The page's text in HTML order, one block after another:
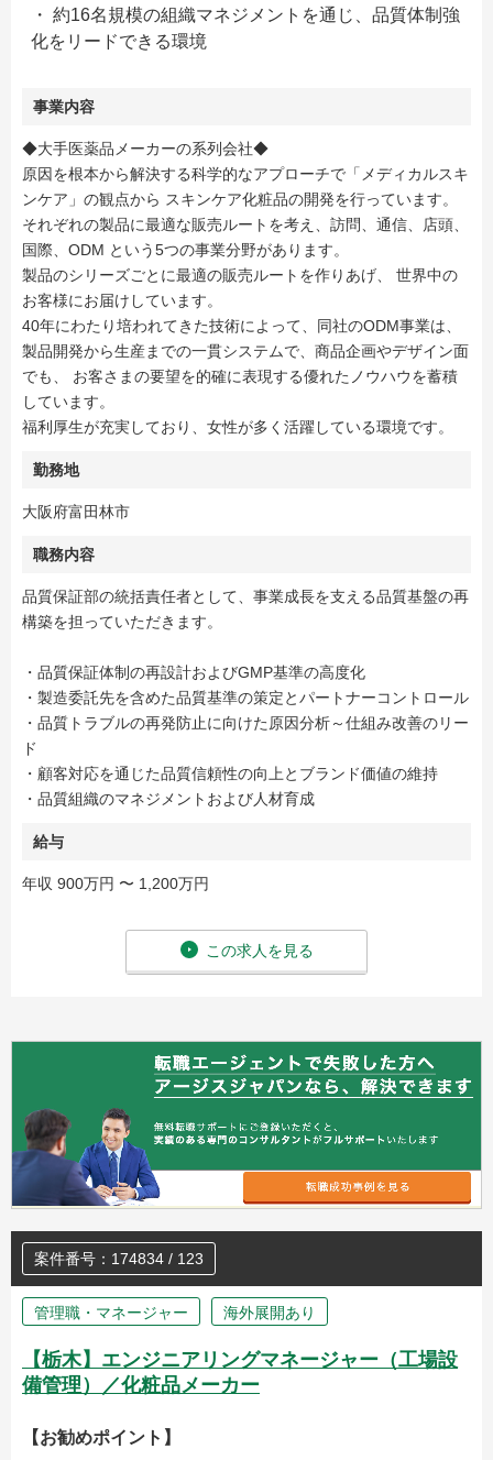
・ 約16名規模の組織マネジメントを通じ、品質体制強
化をリードできる環境
事業内容
◆大手医薬品メーカーの系列会社◆
原因を根本から解決する科学的なアプローチで「メディカルスキ
ンケア」の観点から スキンケア化粧品の開発を行っています。
それぞれの製品に最適な販売ルートを考え、訪問、通信、店頭、
国際、ODM という5つの事業分野があります。
製品のシリーズごとに最適の販売ルートを作りあげ、 世界中の
お客様にお届けしています。
40年にわたり培われてきた技術によって、同社のODM事業は、
製品開発から生産までの一貫システムで、商品企画やデザイン面
でも、 お客さまの要望を的確に表現する優れたノウハウを蓄積
しています。
福利厚生が充実しており、女性が多く活躍している環境です。
勤務地
大阪府富田林市
職務内容
品質保証部の統括責任者として、事業成長を支える品質基盤の再
構築を担っていただきます。
・品質保証体制の再設計およびGMP基準の高度化
・製造委託先を含めた品質基準の策定とパートナーコントロール
・品質トラブルの再発防止に向けた原因分析～仕組み改善のリー
ド
・顧客対応を通じた品質信頼性の向上とブランド価値の維持
・品質組織のマネジメントおよび人材育成
給与
年収 900万円 〜 1,200万円
この求人を見る
案件番号：174834 / 123
管理職・マネージャー 海外展開あり
【栃木】エンジニアリングマネージャー（工場設
備管理）／化粧品メーカー
【お勧めポイント】